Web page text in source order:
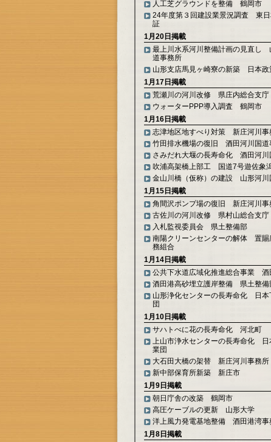
人工芝グラウンドを整備 鶴岡市
24年度第３回建設業景況調査 東
証
1月20日掲載
最上川水系河川整備計画の見直し
道事務所
山形支店馬見ヶ崎寮の新築 日本政
1月17日掲載
荒瀬川の河川改修 県庄内総合支庁
ウォーターPPP導入調査 鶴岡市
1月16日掲載
志津地区地すべり対策 新庄河川事
竹田排水機場の復旧 酒田河川国道
さみだれ大堰の長寿命化 酒田河川
吹浦高架橋上部工 国道7号遊佐象
金山川橋（仮称）の建設 山形河川
1月15日掲載
角間沢ポンプ場の復旧 新庄河川事
古佐川の河川改修 県村山総合支庁
入札監視委員会 県土整備部
南陽クリーンセンターの解体 置賜
務組合
1月14日掲載
公共下水道広域化推進総合事業 酒
酒田港高砂埋立護岸整備 県土整備
山形浄化センターの長寿命化 日本
団
1月10日掲載
サハトべに花の長寿命化 河北町
上山市浄水センターの長寿命化 日
業団
大石田大橋の架替 新庄河川事務所
新中部保育所新築 新庄市
1月9日掲載
朝日庁舎の改築 鶴岡市
高圧ケーブルの更新 山形大学
洋上風力発電基地整備 酒田港湾事
1月8日掲載